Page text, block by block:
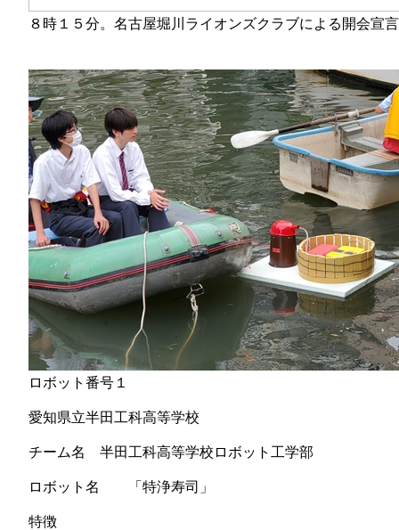
８時１５分。名古屋堀川ライオンズクラブによる開会宣
ロボット番号１
愛知県立半田工科高等学校
チーム名 半田工科高等学校ロボット工学部
ロボット名 「特浄寿司」
特徴